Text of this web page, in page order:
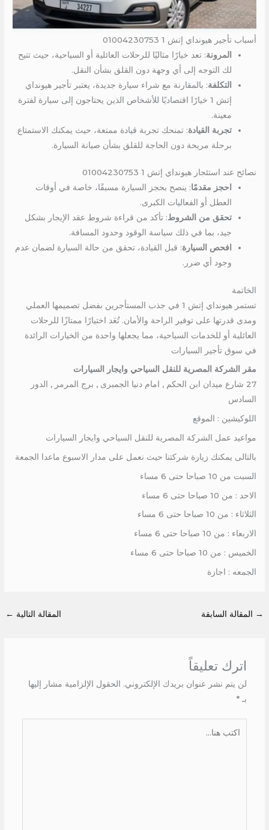
أسباب تأجير هيونداي إتش 1 01004230753
المرونة: تعد خيارًا مثاليًا للرحلات العائلية أو السياحية، حيث تتيح
لك التوجه إلى أي وجهة دون القلق بشأن النقل.
التكلفة: بالمقارنة مع شراء سيارة جديدة، يعتبر تأجير هيونداي
إتش 1 خيارًا اقتصاديًا للأشخاص الذين يحتاجون إلى سيارة لفترة
معينة.
تجربة القيادة: تمنحك تجربة قيادة ممتعة، حيث يمكنك الاستمتاع
برحلة مريحة دون الحاجة للقلق بشأن صيانة السيارة.
نصائح عند استئجار هيونداي إتش 1 01004230753
احجز مقدمًا: ينصح بحجز السيارة مسبقًا، خاصة في أوقات
العطل أو الفعاليات الكبرى.
تحقق من الشروط: تأكد من قراءة شروط عقد الإيجار بشكل
جيد، بما في ذلك سياسة الوقود وحدود المسافة.
افحص السيارة: قبل القيادة، تحقق من حالة السيارة لضمان عدم
وجود أي ضرر.
الخاتمة
تستمر هيونداي إتش 1 في جذب المستأجرين بفضل تصميمها العملي
ومدى قدرتها على توفير الراحة والأمان. تُعَد اختيارًا ممتازًا للرحلات
العائلية أو للخدمات السياحية، مما يجعلها واحدة من الخيارات الرائدة
في سوق تأجير السيارات
مقر الشركة المصرية للنقل السياحي وايجار السيارات
27 شارع ميدان ابن الحكم , امام دنيا الجمبرى , برج المرمر , الدور
السادس
اللوكيشين : الموقع
مواعيد عمل الشركة المصرية للنقل السياحي وايجار السيارات
بالتالى يمكنك زيارة شركتنا حيث نعمل على مدار الاسبوع ماعدا الجمعة
السبت من 10 صباحا حتى 6 مساء
الاحد : من 10 صباحا حتى 6 مساء
الثلاثاء : من 10 صباحا حتى 6 مساء
الاربعاء : من 10 صباحا حتى 6 مساء
الخميس : من 10 صباحا حتى 6 مساء
الجمعه : اجازة
→ المقالة السابقة المقالة التالية ←
اترك تعليقاً
لن يتم نشر عنوان بريدك الإلكتروني. الحقول الإلزامية مشار إليها
بـ *